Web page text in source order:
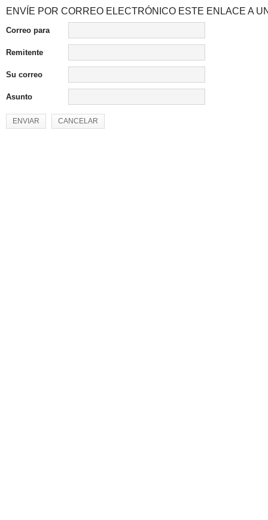
ENVÍE POR CORREO ELECTRÓNICO ESTE ENLACE A
Correo para
Remitente
Su correo
Asunto
ENVIAR CANCELAR